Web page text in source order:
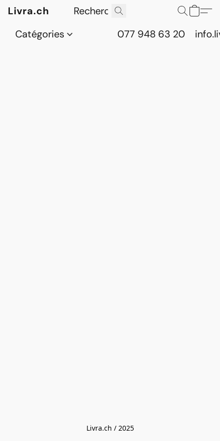
Livra.ch
Catégories
077 948 63 20
Livra.ch / 2025